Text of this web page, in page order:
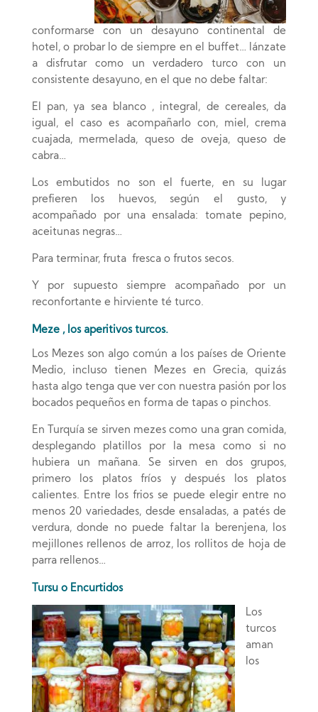
conformarse con un desayuno continental de
hotel, o probar lo de siempre en el buffet… lánzate
a disfrutar como un verdadero turco con un
consistente desayuno, en el que no debe faltar:
El pan, ya sea blanco , integral, de cereales, da
igual, el caso es acompañarlo con, miel, crema
cuajada, mermelada, queso de oveja, queso de
cabra…
Los embutidos no son el fuerte, en su lugar
prefieren los huevos, según el gusto, y
acompañado por una ensalada: tomate pepino,
aceitunas negras…
Para terminar, fruta fresca o frutos secos.
Y por supuesto siempre acompañado por un
reconfortante e hirviente té turco.
Meze , los aperitivos turcos.
Los Mezes son algo común a los países de Oriente
Medio, incluso tienen Mezes en Grecia, quizás
hasta algo tenga que ver con nuestra pasión por los
bocados pequeños en forma de tapas o pinchos.
En Turquía se sirven mezes como una gran comida,
desplegando platillos por la mesa como si no
hubiera un mañana. Se sirven en dos grupos,
primero los platos fríos y después los platos
calientes. Entre los frios se puede elegir entre no
menos 20 variedades, desde ensaladas, a patés de
verdura, donde no puede faltar la berenjena, los
mejillones rellenos de arroz, los rollitos de hoja de
parra rellenos…
Tursu o Encurtidos
Los
turcos
aman
los